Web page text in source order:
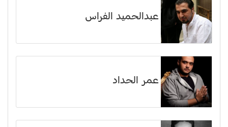
عبدالحميد الفراس
عمر الحداد